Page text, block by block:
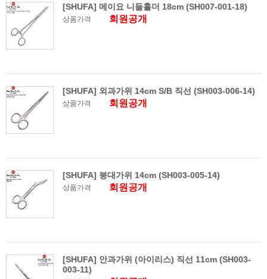
[SHUFA] 메이요 니들홀더 18cm (SH007-001-18)
상품가격 회원공개
[SHUFA] 외과가위 14cm S/B 직선 (SH003-006-14)
상품가격 회원공개
[SHUFA] 붕대가위 14cm (SH003-005-14)
상품가격 회원공개
[SHUFA] 안과가위 (아이리스) 직선 11cm (SH003-
003-11)